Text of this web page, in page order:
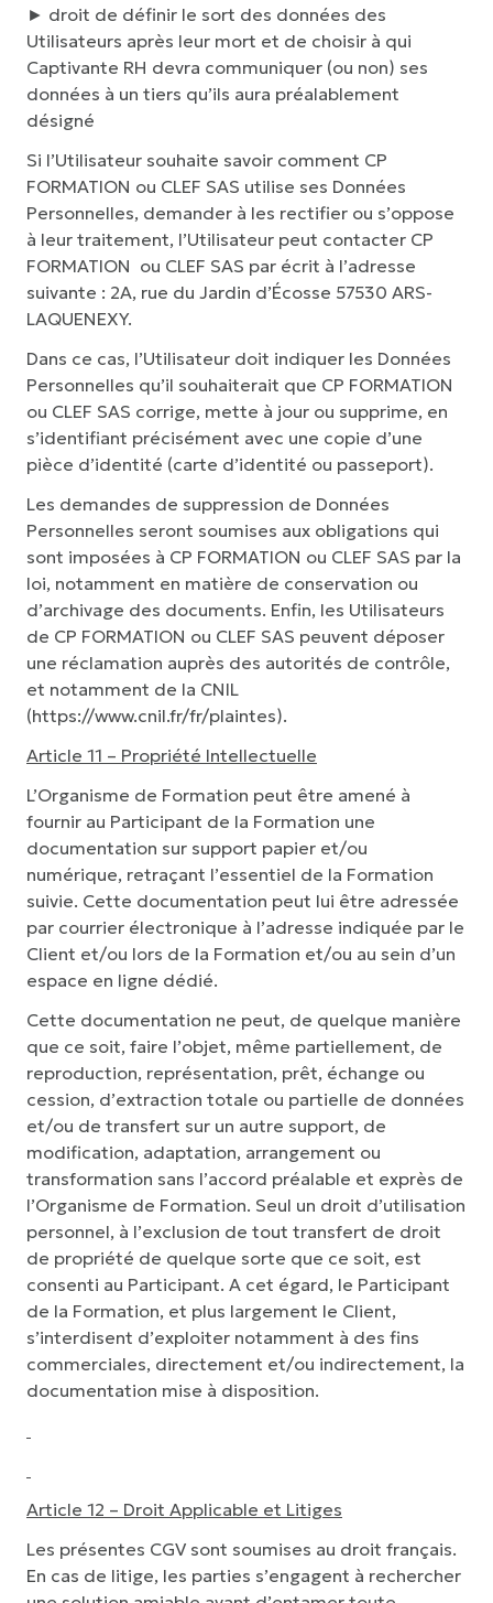
► droit de définir le sort des données des
Utilisateurs après leur mort et de choisir à qui
Captivante RH devra communiquer (ou non) ses
données à un tiers qu’ils aura préalablement
désigné
Si l’Utilisateur souhaite savoir comment CP
FORMATION ou CLEF SAS utilise ses Données
Personnelles, demander à les rectifier ou s’oppose
à leur traitement, l’Utilisateur peut contacter CP
FORMATION ou CLEF SAS par écrit à l’adresse
suivante : 2A, rue du Jardin d’Écosse 57530 ARS-
LAQUENEXY.
Dans ce cas, l’Utilisateur doit indiquer les Données
Personnelles qu’il souhaiterait que CP FORMATION
ou CLEF SAS corrige, mette à jour ou supprime, en
s’identifiant précisément avec une copie d’une
pièce d’identité (carte d’identité ou passeport).
Les demandes de suppression de Données
Personnelles seront soumises aux obligations qui
sont imposées à CP FORMATION ou CLEF SAS par la
loi, notamment en matière de conservation ou
d’archivage des documents. Enfin, les Utilisateurs
de CP FORMATION ou CLEF SAS peuvent déposer
une réclamation auprès des autorités de contrôle,
et notamment de la CNIL
(https://www.cnil.fr/fr/plaintes).
Article 11 – Propriété Intellectuelle
​L’Organisme de Formation peut être amené à
fournir au Participant de la Formation une
documentation sur support papier et/ou
numérique, retraçant l’essentiel de la Formation
suivie. Cette documentation peut lui être adressée
par courrier électronique à l’adresse indiquée par le
Client et/ou lors de la Formation et/ou au sein d’un
espace en ligne dédié.
​Cette documentation ne peut, de quelque manière
que ce soit, faire l’objet, même partiellement, de
reproduction, représentation, prêt, échange ou
cession, d’extraction totale ou partielle de données
et/ou de transfert sur un autre support, de
modification, adaptation, arrangement ou
transformation sans l’accord préalable et exprès de
l’Organisme de Formation. Seul un droit d’utilisation
personnel, à l’exclusion de tout transfert de droit
de propriété de quelque sorte que ce soit, est
consenti au Participant. A cet égard, le Participant
de la Formation, et plus largement le Client,
s’interdisent d’exploiter notamment à des fins
commerciales, directement et/ou indirectement, la
documentation mise à disposition.
Article 12 – Droit Applicable et Litiges
Les présentes CGV sont soumises au droit français.
En cas de litige, les parties s’engagent à rechercher